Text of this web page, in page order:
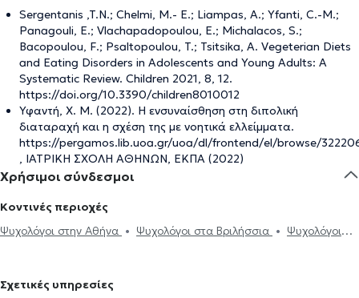
Sergentanis ,T.N.; Chelmi, M.- E.; Liampas, A.; Yfanti, C.-M.;
Panagouli, E.; Vlachapadopoulou, E.; Michalacos, S.;
Bacopoulou, F.; Psaltopoulou, T.; Tsitsika, A. Vegeterian Diets
and Eating Disorders in Adolescents and Young Adults: Α
Systematic Review. Children 2021, 8, 12.
https://doi.org/10.3390/children8010012
Υφαντή, Χ. Μ. (2022). Η ενσυναίσθηση στη διπολική
διαταραχή και η σχέση της με νοητικά ελλείμματα.
https://pergamos.lib.uoa.gr/uoa/dl/frontend/el/browse/
, ΙΑΤΡΙΚΗ ΣΧΟΛΗ ΑΘΗΝΩΝ, ΕΚΠΑ (2022)
Χρήσιμοι σύνδεσμοι
Κοντινές περιοχές
Ψυχολόγοι στην Αθήνα
Ψυχολόγοι στα Βριλήσσια
Ψυχολόγοι
Ψυχολόγοι στη Φιλοθέη
Σχετικές υπηρεσίες